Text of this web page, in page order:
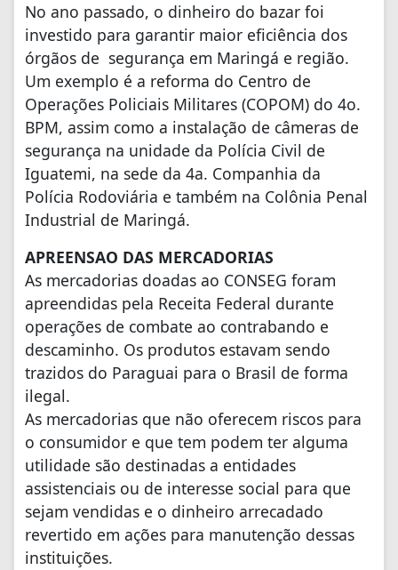
No ano passado, o dinheiro do bazar foi
investido para garantir maior eficiência dos
órgãos de segurança em Maringá e região.
Um exemplo é a reforma do Centro de
Operações Policiais Militares (COPOM) do 4o.
BPM, assim como a instalação de câmeras de
segurança na unidade da Polícia Civil de
Iguatemi, na sede da 4a. Companhia da
Polícia Rodoviária e também na Colônia Penal
Industrial de Maringá.
APREENSAO DAS MERCADORIAS
As mercadorias doadas ao CONSEG foram
apreendidas pela Receita Federal durante
operações de combate ao contrabando e
descaminho. Os produtos estavam sendo
trazidos do Paraguai para o Brasil de forma
ilegal.
As mercadorias que não oferecem riscos para
o consumidor e que tem podem ter alguma
utilidade são destinadas a entidades
assistenciais ou de interesse social para que
sejam vendidas e o dinheiro arrecadado
revertido em ações para manutenção dessas
instituições.